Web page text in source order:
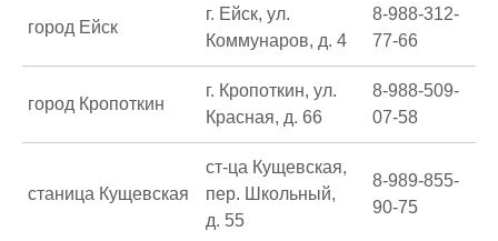
город Ейск
г. Ейск, ул.
Коммунаров, д. 4
8-988-312-
77-66
город Кропоткин
г. Кропоткин, ул.
Красная, д. 66
8-988-509-
07-58
станица Кущевская
ст-ца Кущевская,
пер. Школьный,
д. 55
8-989-855-
90-75